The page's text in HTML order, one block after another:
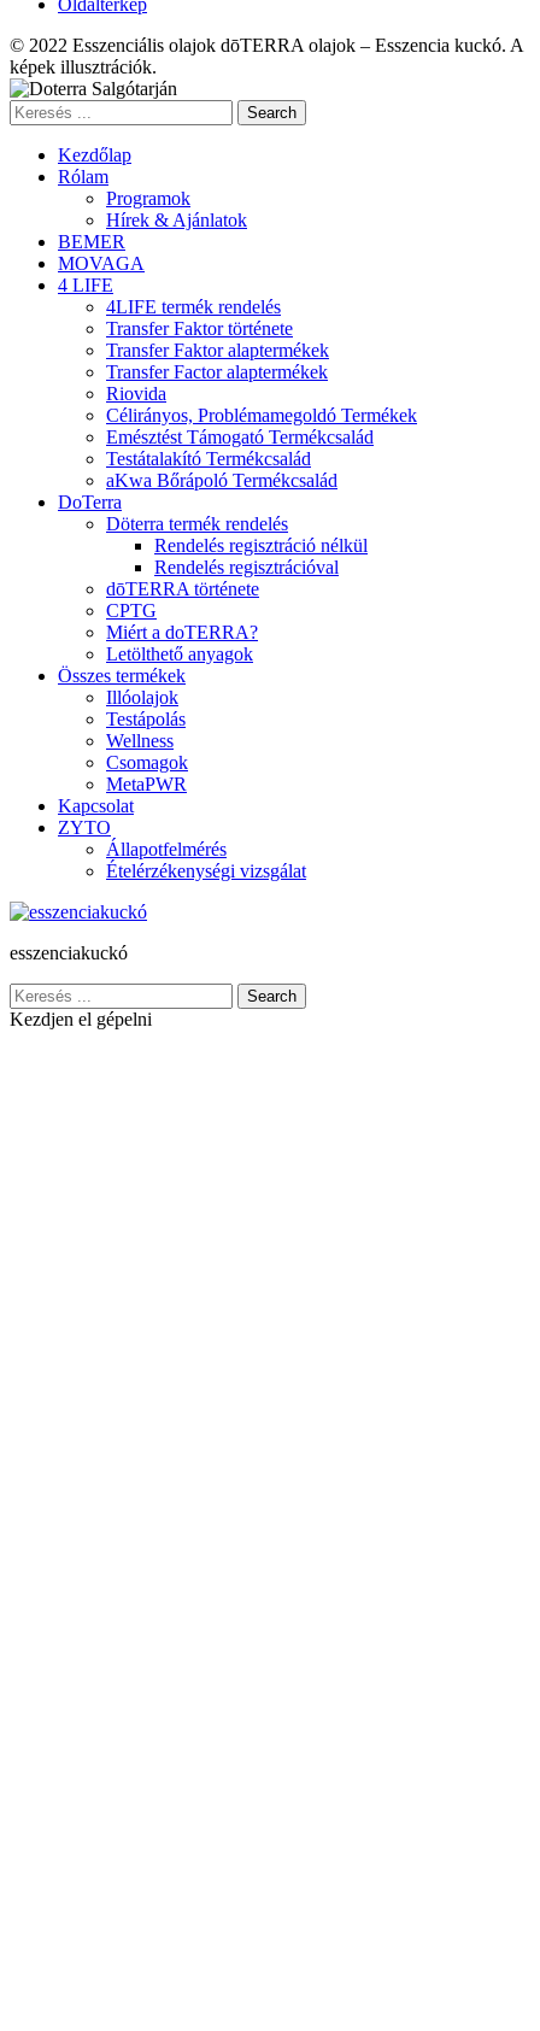
Oldaltérkép
© 2022 Esszenciális olajok dōTERRA olajok – Esszencia kuckó. A
képek illusztrációk.
Search
Kezdőlap
Rólam
Programok
Hírek & Ajánlatok
BEMER
MOVAGA
4 LIFE
4LIFE termék rendelés
Transfer Faktor története
Transfer Faktor alaptermékek
Transfer Factor alaptermékek
Riovida
Célirányos, Problémamegoldó Termékek
Emésztést Támogató Termékcsalád
Testátalakító Termékcsalád
aKwa Bőrápoló Termékcsalád
DoTerra
Döterra termék rendelés
Rendelés regisztráció nélkül
Rendelés regisztrációval
dōTERRA története
CPTG
Miért a doTERRA?
Letölthető anyagok
Összes termékek
Illóolajok
Testápolás
Wellness
Csomagok
MetaPWR
Kapcsolat
ZYTO
Állapotfelmérés
Ételérzékenységi vizsgálat
esszenciakuckó
Search
Kezdjen el gépelni